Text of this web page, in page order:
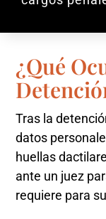
¿Qué
Tras la
datos
huellas
ante un juez
requiere para